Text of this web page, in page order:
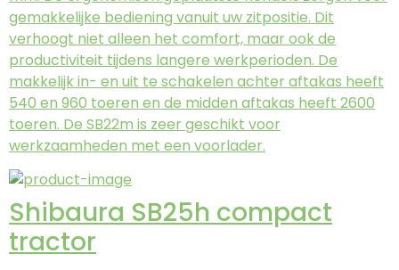
gemakkelijke bediening vanuit uw zitpositie. Dit
verhoogt niet alleen het comfort, maar ook de
productiviteit tijdens langere werkperioden. De
makkelijk in- en uit te schakelen achter aftakas heeft
540 en 960 toeren en de midden aftakas heeft 2600
toeren. De SB22m is zeer geschikt voor
werkzaamheden met een voorlader.
Shibaura SB25h compact
tractor